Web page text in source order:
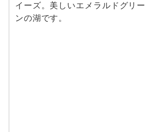
イーズ。美しいエメラルドグリー
ンの湖です。